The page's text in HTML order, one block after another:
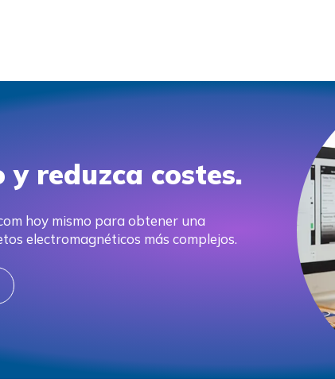
reduzca costes.
hoy mismo para obtener una
electromagnéticos más complejos.